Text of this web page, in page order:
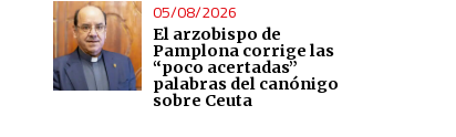
05/08/2026
El arzobispo de
Pamplona corrige las
“poco acertadas”
palabras del canónigo
sobre Ceuta